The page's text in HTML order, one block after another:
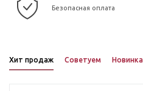
Безопасная оплата
Хит продаж Советуем Новинка